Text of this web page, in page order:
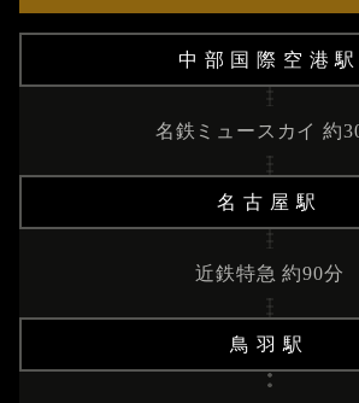
中部国際空港駅
名鉄ミュースカイ 約
名古屋駅
近鉄特急 約90分
鳥羽駅